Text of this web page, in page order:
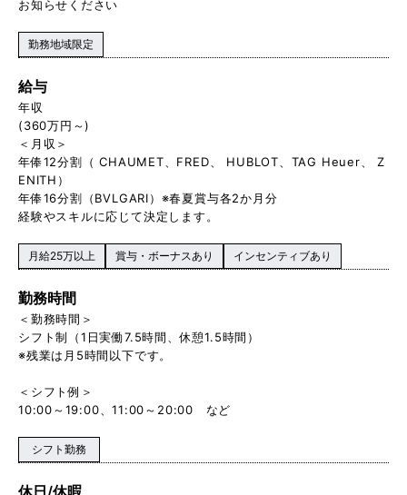
お知らせください
勤務地域限定
給与
年収
(360万円～)
＜月収＞
年俸12分割（ CHAUMET、FRED、 HUBLOT、TAG Heuer、 Z
ENITH）
年俸16分割（BVLGARI）※春夏賞与各2か月分
経験やスキルに応じて決定します。
月給25万以上 賞与・ボーナスあり インセンティブあり
勤務時間
＜勤務時間＞
シフト制（1日実働7.5時間、休憩1.5時間）
※残業は月5時間以下です。
＜シフト例＞
10:00～19:00、11:00～20:00 など
シフト勤務
休日/休暇